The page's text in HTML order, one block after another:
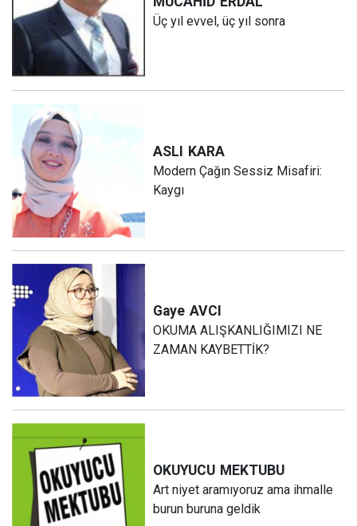
Üç yıl evvel, üç yıl sonra
ASLI KARA
Modern Çağın Sessiz Misafiri:
Kaygı
Gaye AVCI
OKUMA ALIŞKANLIĞIMIZI NE
ZAMAN KAYBETTİK?
OKUYUCU MEKTUBU
Art niyet aramıyoruz ama ihmalle
burun buruna geldik